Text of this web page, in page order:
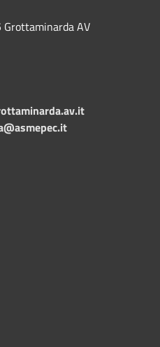
Grottaminarda AV